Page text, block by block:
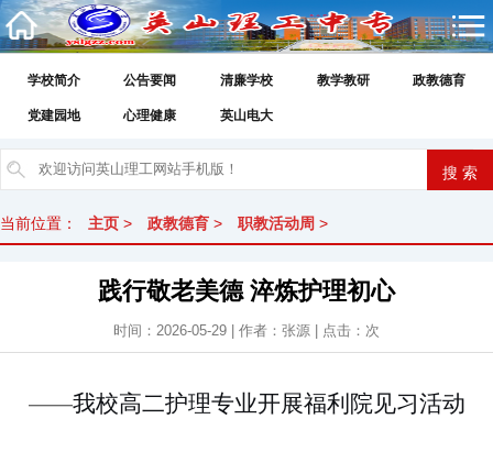
学校简介 公告要闻 清廉学校 教学教研 政教德育
党建园地 心理健康 英山电大
当前位置： 主页 > 政教德育 > 职教活动周 >
践行敬老美德 淬炼护理初心
时间：2026-05-29 | 作者：张源 | 点击： 次
——我校高二护理专业开展福利院见习活动